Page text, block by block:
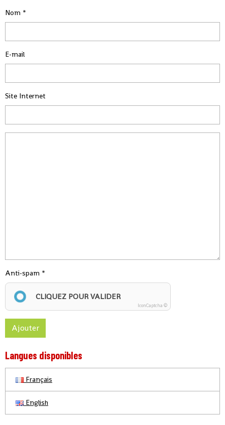
Nom
E-mail
Site Internet
Anti-spam
CLIQUEZ POUR VALIDER
IconCaptcha ©
Ajouter
Langues disponibles
Français
English